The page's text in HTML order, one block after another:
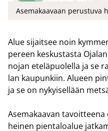
Asemakaavaan perustuva
Alue si­jait­see noin
pe­reen kes­kus­tas­ta
no­jan ete­lä­puo­lel­la ja se
lan kau­pun­kiin. Alu­een
ja se on ny­kyi­sel­lään
Ase­ma­kaa­van
hei­nen pien­ta­loa­lue